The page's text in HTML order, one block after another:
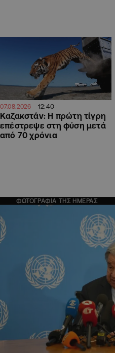
07.08.2026 12:40
Καζακστάν: Η πρώτη τίγρη
επέστρεψε στη φύση μετά
από 70 χρόνια
ΦΩΤΟΓΡΑΦΙΑ ΤΗΣ ΗΜΕΡΑΣ